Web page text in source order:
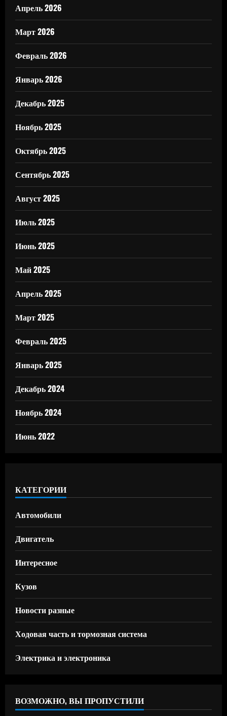
Апрель 2026
Март 2026
Февраль 2026
Январь 2026
Декабрь 2025
Ноябрь 2025
Октябрь 2025
Сентябрь 2025
Август 2025
Июль 2025
Июнь 2025
Май 2025
Апрель 2025
Март 2025
Февраль 2025
Январь 2025
Декабрь 2024
Ноябрь 2024
Июнь 2022
КАТЕГОРИИ
Автомобили
Двигатель
Интересное
Кузов
Новости разные
Ходовая часть и тормозная система
Электрика и электроника
ВОЗМОЖНО, ВЫ ПРОПУСТИЛИ